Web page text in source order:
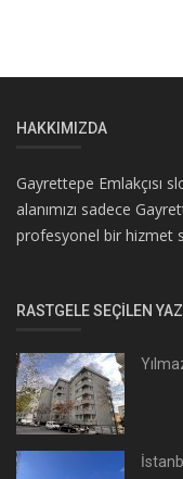
HAKKIMIZDA
Gayrettepe Emlakçısı
alanımızı sadece
profesyonel bir hizmet
RASTGELE SEÇILEN